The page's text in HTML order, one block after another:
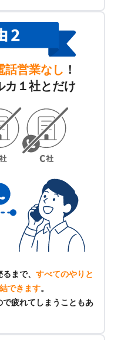
話営業なし ！
カ１社とだけ
まで、 すべてのやりと
できます。
で疲れてしまうこともあ